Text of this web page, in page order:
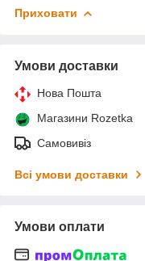
Приховати
Умови доставки
Нова Пошта
Магазини Rozetka
Самовивіз
Всі умови доставки
Умови оплати